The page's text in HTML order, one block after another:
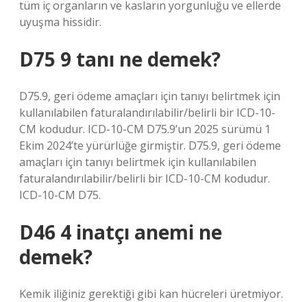
tüm iç organların ve kasların yorgunluğu ve ellerde
uyuşma hissidir.
D75 9 tanı ne demek?
D75.9, geri ödeme amaçları için tanıyı belirtmek için
kullanılabilen faturalandırılabilir/belirli bir ICD-10-
CM kodudur. ICD-10-CM D75.9’un 2025 sürümü 1
Ekim 2024’te yürürlüğe girmiştir. D75.9, geri ödeme
amaçları için tanıyı belirtmek için kullanılabilen
faturalandırılabilir/belirli bir ICD-10-CM kodudur.
ICD-10-CM D75.
D46 4 inatçı anemi ne
demek?
Kemik iliğiniz gerektiği gibi kan hücreleri üretmiyor.